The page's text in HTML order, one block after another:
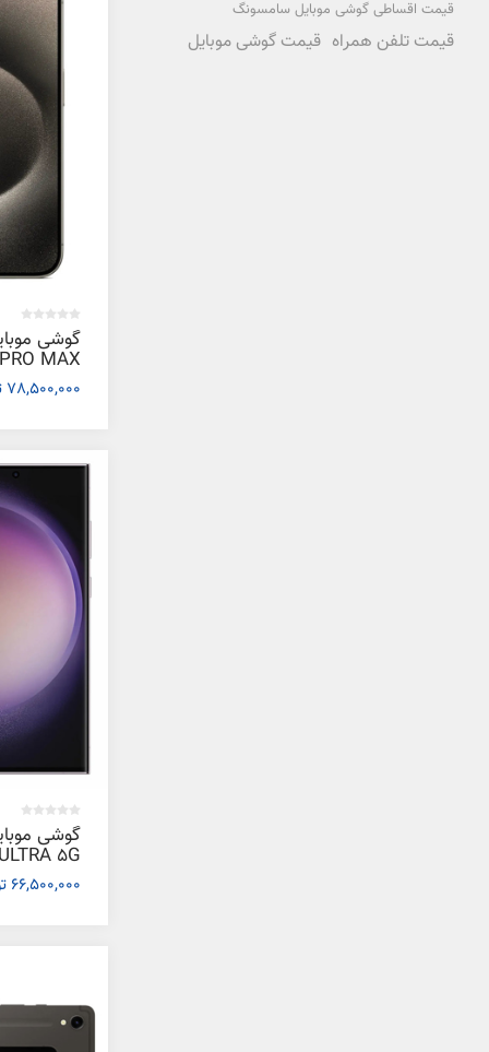
گیگابایت
78,500,000 تومان
گوشی
رم 12 گیگابایت
66,500,000 تومان
قیمت اقساطی گوشی موبایل سامسونگ
قیمت تلفن همراه قیمت گوشی موبایل